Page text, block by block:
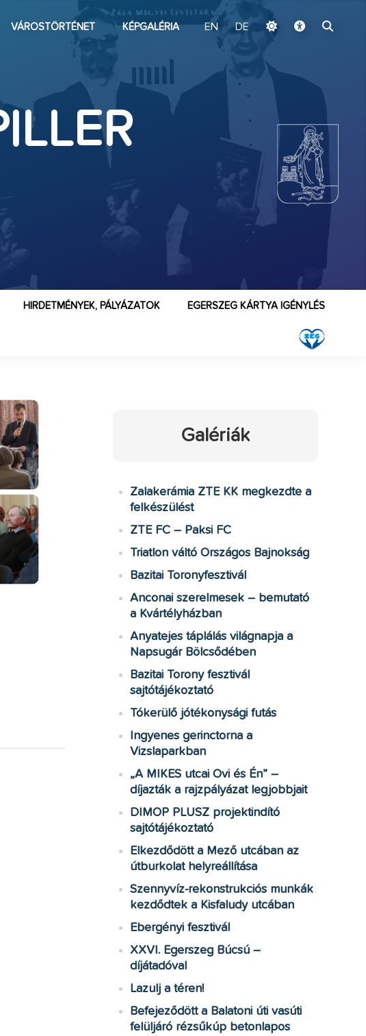
VÁROSTÖRTÉNET KÉPGALÉRIA EN DE
EGERSZEG KÁRTYA IGÉNYLÉS
HIRDETMÉNYEK, PÁLYÁZATOK
Galériák
Zalakerámia ZTE KK megkezdte a
felkészülést
ZTE FC – Paksi FC
Triatlon váltó Országos Bajnokság
Bazitai Toronyfesztivál
Anconai szerelmesek – bemutató
a Kvártélyházban
Anyatejes táplálás világnapja a
Napsugár Bölcsődében
Bazitai Torony fesztivál
sajtótájékoztató
Tókerülő jótékonysági futás
Ingyenes gerinctorna a
Vizslaparkban
„A MIKES utcai Ovi és Én” –
díjazták a rajzpályázat legjobbjait
DIMOP PLUSZ projektindító
sajtótájékoztató
Elkezdődött a Mező utcában az
útburkolat helyreállítása
Szennyvíz-rekonstrukciós munkák
kezdődtek a Kisfaludy utcában
Ebergényi fesztivál
XXVI. Egerszeg Búcsú –
díjátadóval
Lazulj a téren!
Befejeződött a Balatoni úti vasúti
felüljáró rézsűkúp betonlapos